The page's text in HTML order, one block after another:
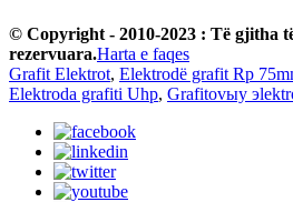
© Copyright - 2010-2023 : Të gjitha
rezervuara.Harta e faqes
Grafit Elektrot, Elektrodë grafit Rp
Elektroda grafiti Uhp, Grafitovыy